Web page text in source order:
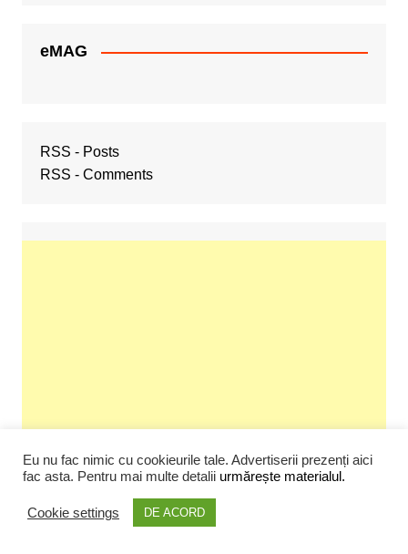
eMAG
RSS - Posts
RSS - Comments
Eu nu fac nimic cu cookieurile tale. Advertiserii prezenți aici
fac asta. Pentru mai multe detalii urmărește materialul.
Cookie settings DE ACORD